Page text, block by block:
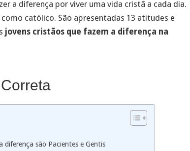
a diferença por viver uma vida cristã a cada dia.
católico. São apresentadas 13 atitudes e
jovens cristãos que fazem a diferença na
diferença são Pacientes e Gentis